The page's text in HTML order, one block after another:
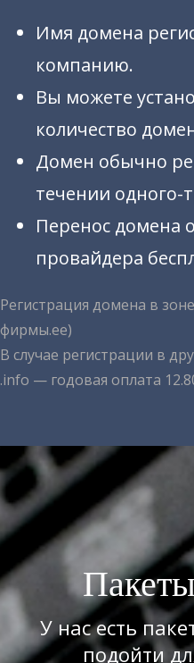
Имя домена
компанию.
Вы можете
количество
Домен обычно
течении одного-
Перенос домена
провайдера
Регистрация домена в
фирмы.ee)
В случае регистрации в
.info — годовая оплата
У нас есть
подойти